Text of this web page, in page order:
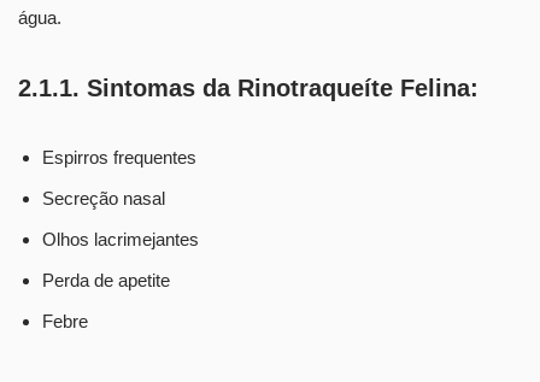
água.
2.1.1. Sintomas da Rinotraqueíte Felina:
Espirros frequentes
Secreção nasal
Olhos lacrimejantes
Perda de apetite
Febre